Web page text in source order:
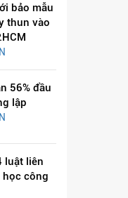
bảo mẫu
thun vào
56% đầu
lập
luật liên
công